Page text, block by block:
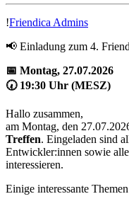
!Friendica Admins
📢 Einladung zum 4.
📅 Montag, 27.07.2026
🕢 19:30 Uhr (MESZ)
Hallo zusammen,
am Montag, den
Treffen. Eingeladen sind
Entwickler:innen sowie
interessieren.
Einige interessante